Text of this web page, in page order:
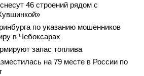
46 строений рядом с
по указанию мошенников
в Чебоксарах
запас топлива
на 79 месте в России по